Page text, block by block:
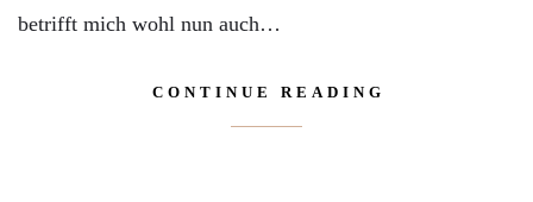
betrifft mich wohl nun auch…
CONTINUE READING